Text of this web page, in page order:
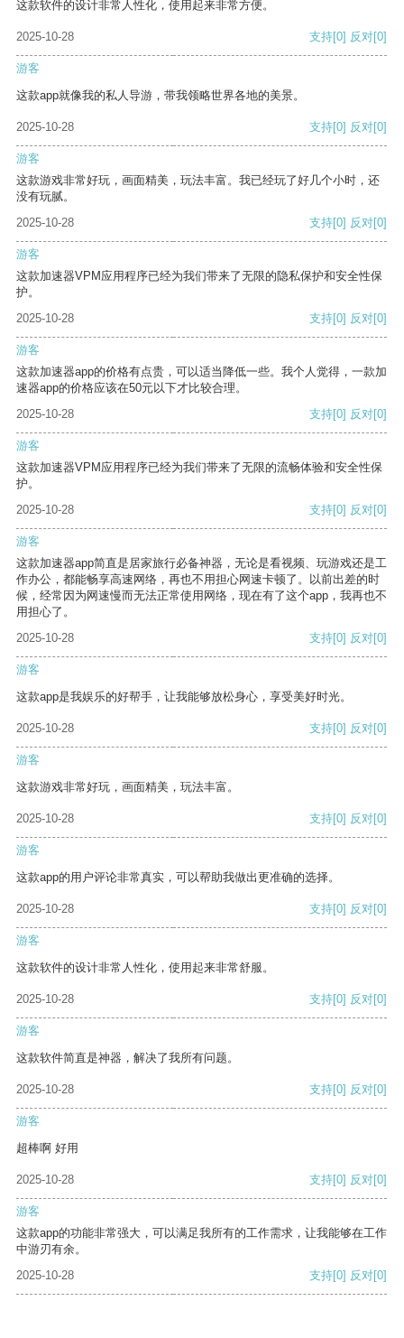
这款软件的设计非常人性化，使用起来非常方便。
2025-10-28 支持[0] 反对[0]
游客
这款app就像我的私人导游，带我领略世界各地的美景。
2025-10-28 支持[0] 反对[0]
游客
这款游戏非常好玩，画面精美，玩法丰富。我已经玩了好几个小时，还
没有玩腻。
2025-10-28
支持[0] 反对[0]
游客
这款加速器VPM应用程序已经为我们带来了无限的隐私保护和安全性保
护。
2025-10-28
支持[0] 反对[0]
游客
这款加速器app的价格有点贵，可以适当降低一些。我个人觉得，一款加
速器app的价格应该在50元以下才比较合理。
2025-10-28
支持[0] 反对[0]
游客
这款加速器VPM应用程序已经为我们带来了无限的流畅体验和安全性保
护。
2025-10-28
支持[0] 反对[0]
游客
这款加速器app简直是居家旅行必备神器，无论是看视频、玩游戏还是工
作办公，都能畅享高速网络，再也不用担心网速卡顿了。以前出差的时
候，经常因为网速慢而无法正常使用网络，现在有了这个app，我再也不
用担心了。
2025-10-28
支持[0] 反对[0]
游客
这款app是我娱乐的好帮手，让我能够放松身心，享受美好时光。
2025-10-28 支持[0] 反对[0]
游客
这款游戏非常好玩，画面精美，玩法丰富。
2025-10-28 支持[0] 反对[0]
游客
这款app的用户评论非常真实，可以帮助我做出更准确的选择。
2025-10-28 支持[0] 反对[0]
游客
这款软件的设计非常人性化，使用起来非常舒服。
2025-10-28 支持[0] 反对[0]
游客
这款软件简直是神器，解决了我所有问题。
2025-10-28 支持[0] 反对[0]
游客
超棒啊 好用
2025-10-28 支持[0] 反对[0]
游客
这款app的功能非常强大，可以满足我所有的工作需求，让我能够在工作
中游刃有余。
2025-10-28
支持[0] 反对[0]